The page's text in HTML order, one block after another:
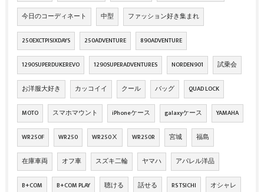
今日のコーディネート 中型 ファッション好き集まれ
250EXCTPISIXDAYS 250ADVENTURE 890ADVENTURE
1290SUPERDUKEREVO 1290SUPERADVENTURES NORDEN901 試乗会
お洋服大好き カッコイイ クール バッグ QUAD LOCK
MOTO スマホマウント iPhoneケース galaxyケース YAMAHA
WR250F WR250 WR250Ⅹ WR250R 宮城 福島
在庫車両 オフ車 スズキ二輪 ヤマハ アパレル洋品
B+COM B+COM PLAY 聴ける 話せる RS TSICHI オシャレ